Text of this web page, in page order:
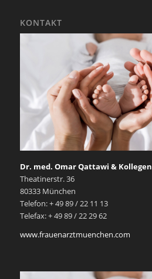
KONTAKT
Dr. med. Omar Qattawi & Kollegen
Theatinerstr. 36
80333 München
Telefon: + 49 89 / 22 11 13
Telefax: + 49 89 / 22 29 62
www.frauenarztmuenchen.com